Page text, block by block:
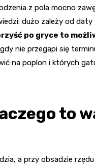
z pola mocno
dużo zależy od daty
po gryce to
nie przegapi się
na poplon i których
to
a przy obsadzie rzędu